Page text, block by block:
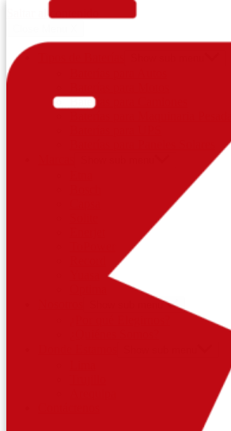
Saltar al contenido
Baterías para Camiones
Show sub menu